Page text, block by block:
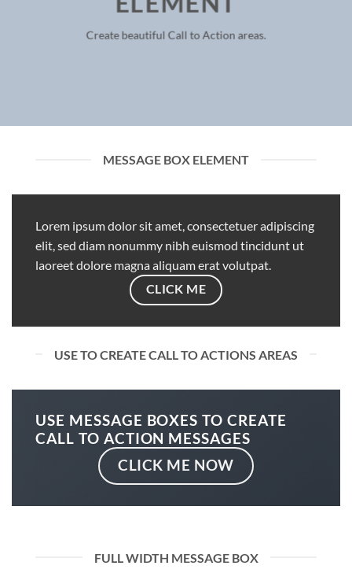
Create beautiful Call to Action areas.
MESSAGE BOX ELEMENT
Lorem ipsum dolor sit amet, consectetuer adipiscing
elit, sed diam nonummy nibh euismod tincidunt ut
laoreet dolore magna aliquam erat volutpat.
CLICK ME
USE TO CREATE CALL TO ACTIONS AREAS
USE MESSAGE BOXES TO CREATE
CALL TO ACTION MESSAGES
CLICK ME NOW
FULL WIDTH MESSAGE BOX